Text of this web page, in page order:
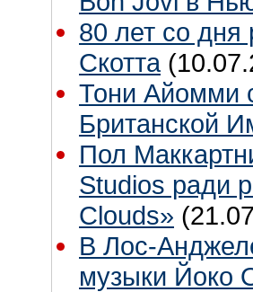
80 лет со
Скотта
Тони Айомми
Британской
Пол
Studios ради
Clouds»
В Лос-
музыки Йоко